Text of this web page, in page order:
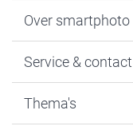
Fotoboeken
Fotocadeaus
Kaarten
Over smartphoto
Vacatures
Bestelproces
Service & contact
Thema's